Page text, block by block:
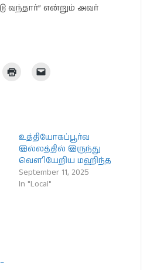
என்றும் அவர்
உத்தியோகப்பூர்வ
இல்லத்தில் இருந்து
வௌியேறிய மஹிந்த
September 11, 2025
In "Local"